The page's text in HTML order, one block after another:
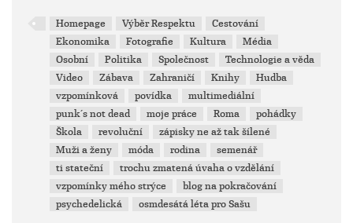
Homepage Výběr Respektu
Cestování
Ekonomika
Fotografie Kultura
Média
Osobní
Politika Společnost
Technologie a věda
Video
Zábava Zahraničí Knihy
Hudba
vzpomínková
povídka
multimediální
punk´s not dead
moje práce Roma
pohádky
Škola
revoluční
zápisky ne až tak šílené
Muži a ženy
móda rodina
semenář
ti stateční
trochu zmatená úvaha o vzdělání
vzpomínky mého strýce
blog na pokračování
psychedelická
osmdesátá léta pro Sašu